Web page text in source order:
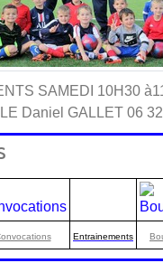
SAMEDI 10H30
Daniel GALLET 06
Entrainements